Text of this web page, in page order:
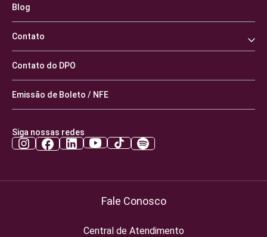
Blog
Contato
Contato do DPO
Emissão de Boleto / NFE
Siga nossas redes
Fale Conosco
Central de Atendimento